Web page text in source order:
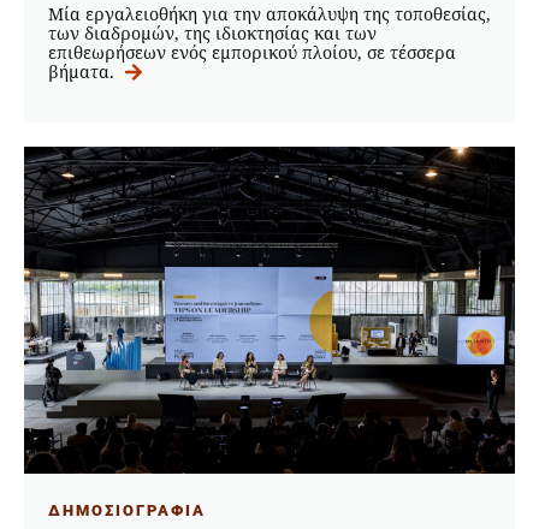
Μία εργαλειοθήκη για την αποκάλυψη της τοποθεσίας,
των διαδρομών, της ιδιοκτησίας και των
επιθεωρήσεων ενός εμπορικού πλοίου, σε τέσσερα
βήματα.
ΔΗΜΟΣΙΟΓΡΑΦΙΑ